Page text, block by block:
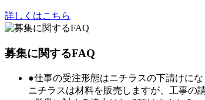
詳しくはこちら
募集に関するFAQ
●仕事の受注形態はニチラスの下請けにな
ニチラスは材料を販売しますが、工事の